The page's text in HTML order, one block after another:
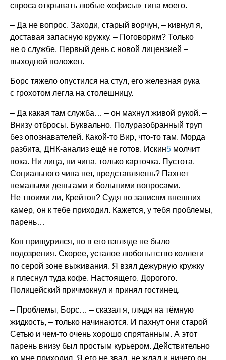
спроса открывать любые «офисы» типа моего.
– Да не вопрос. Заходи, старый ворчун, – кивнул я,
доставая запасную кружку. – Поговорим? Только
не о службе. Первый день с новой лицензией –
выходной положен.
Борс тяжело опустился на стул, его железная рука
с грохотом легла на столешницу.
– Да какая там служба… – он махнул живой рукой. –
Внизу отбросы. Буквально. Полуразобранный труп
без опознавателей. Какой-то Вир, что-то там. Морда
разбита, ДНК-анализ ещё не готов. Искин5 молчит
пока. Ни лица, ни чипа, только карточка. Пустота.
Социального чипа нет, представляешь? Пахнет
немалыми деньгами и большими вопросами.
Не твоими ли, Крейтон? Судя по записям внешних
камер, он к тебе приходил. Кажется, у тебя проблемы,
парень…
Коп прищурился, но в его взгляде не было
подозрения. Скорее, усталое любопытство коллеги
по серой зоне выживания. Я взял дежурную кружку
и плеснул туда кофе. Настоящего. Дорогого.
Полицейский причмокнул и принял гостинец.
– Проблемы, Борс… – сказал я, глядя на тёмную
жидкость, – только начинаются. И пахнут они старой
Сетью и чем-то очень хорошо спрятанным. А этот
парень внизу был простым курьером. Действительно
ко мне приходил. Я его не звал, не ждал и ничего он